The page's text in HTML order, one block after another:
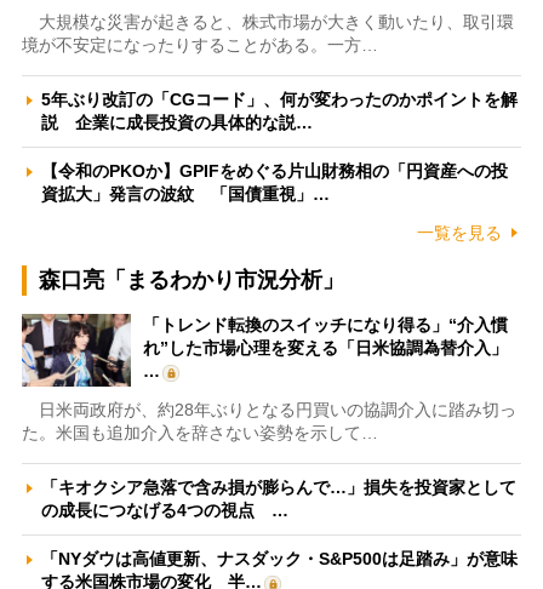
大規模な災害が起きると、株式市場が大きく動いたり、取引環
境が不安定になったりすることがある。一方…
5年ぶり改訂の「CGコード」、何が変わったのかポイントを解
説 企業に成長投資の具体的な説…
【令和のPKOか】GPIFをめぐる片山財務相の「円資産への投
資拡大」発言の波紋 「国債重視」…
一覧を見る
森口亮「まるわかり市況分析」
「トレンド転換のスイッチになり得る」“介入慣
れ”した市場心理を変える「日米協調為替介入」
…
日米両政府が、約28年ぶりとなる円買いの協調介入に踏み切っ
た。米国も追加介入を辞さない姿勢を示して…
「キオクシア急落で含み損が膨らんで…」損失を投資家として
の成長につなげる4つの視点 …
「NYダウは高値更新、ナスダック・S&P500は足踏み」が意味
する米国株市場の変化 半…